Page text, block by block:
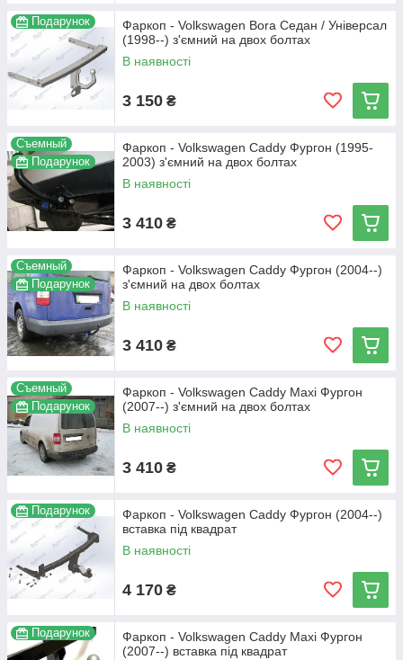
Подарунок
Фаркоп - Volkswagen Bora Седан / Універсал
(1998--) з'ємний на двох болтах
В наявності
3 150 ₴
Съемный
Подарунок
Фаркоп - Volkswagen Caddy Фургон (1995-
2003) з'ємний на двох болтах
В наявності
3 410 ₴
Съемный
Подарунок
Фаркоп - Volkswagen Caddy Фургон (2004--)
з'ємний на двох болтах
В наявності
3 410 ₴
Съемный
Подарунок
Фаркоп - Volkswagen Caddy Maxi Фургон
(2007--) з'ємний на двох болтах
В наявності
3 410 ₴
Подарунок
Фаркоп - Volkswagen Caddy Фургон (2004--)
вставка під квадрат
В наявності
4 170 ₴
Подарунок
Фаркоп - Volkswagen Caddy Maxi Фургон
(2007--) вставка під квадрат